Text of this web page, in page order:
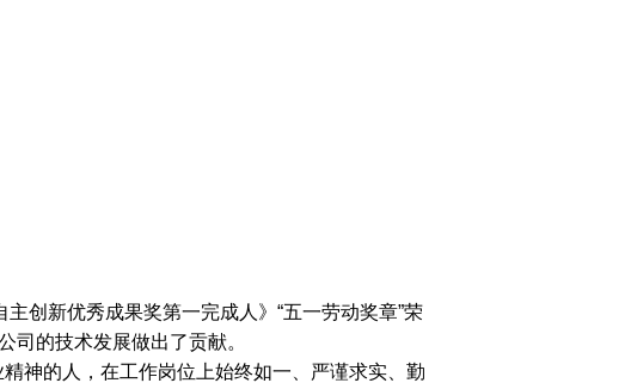
创新优秀成果奖第一完成人》“五一劳动奖章”荣
司的技术发展做出了贡献。
神的人，在工作岗位上始终如一、严谨求实、勤